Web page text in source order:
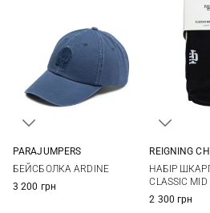
PARAJUMPERS
БЕЙСБОЛКА ARDINE
3 200 грн
REIGNING
НАБІР
CLASSIC MID
2 300 грн